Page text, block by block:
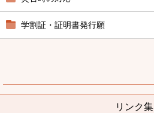
学割証・証明書発行願
リンク集